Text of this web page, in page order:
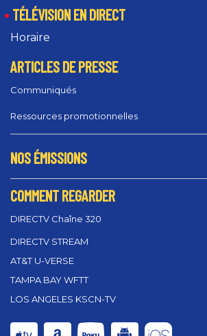
TÉLÉVISION EN DIRECT
Horaire
ARTICLES DE PRESSE
Communiqués
Ressources promotionnelles
NOS ÉMISSIONS
COMMENT REGARDER
DIRECTV Chaîne 320
DIRECTV STREAM
AT&T U-VERSE
TAMPA BAY WFTT
LOS ANGELES KSCN-TV